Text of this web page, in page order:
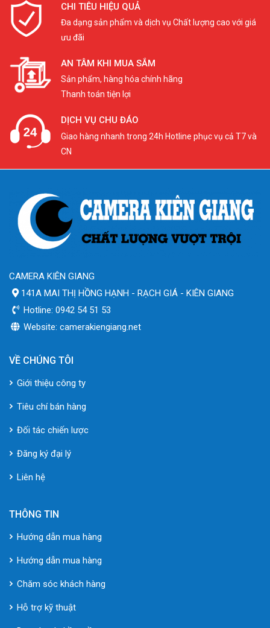
CHI TIÊU HIỆU QUẢ
Đa dạng sản phẩm và dịch vụ Chất lượng cao với giá
ưu đãi
AN TÂM KHI MUA SẮM
Sản phẩm, hàng hóa chính hãng
Thanh toán tiện lợi
DỊCH VỤ CHU ĐÁO
Giao hàng nhanh trong 24h Hotline phục vụ cả T7 và
CN
CAMERA KIÊN GIANG
141A MAI THỊ HỒNG HẠNH - RẠCH GIÁ - KIÊN GIANG
Hotline: 0942 54 51 53
Website: camerakiengiang.net
VỀ CHÚNG TÔI
Giới thiệu công ty
Tiêu chí bán hàng
Đối tác chiến lược
Đăng ký đại lý
Liên hệ
THÔNG TIN
Hướng dẫn mua hàng
Hướng dẫn mua hàng
Chăm sóc khách hàng
Hỗ trợ kỹ thuật